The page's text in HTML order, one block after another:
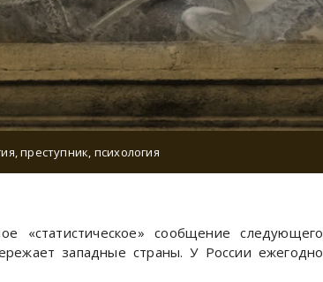
,преступник, психология
«статистическое» сообщение следующего
западные страны. У России ежегодно